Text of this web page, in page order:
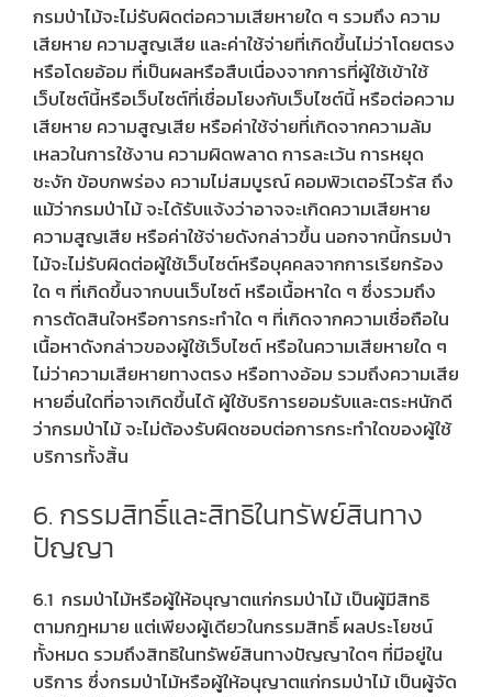
กรมป่าไม้จะไม่รับผิดต่อความเสียหายใด ๆ รวมถึง ความ
เสียหาย ความสูญเสีย และค่าใช้จ่ายที่เกิดขึ้นไม่ว่าโดยตรง
หรือโดยอ้อม ที่เป็นผลหรือสืบเนื่องจากการที่ผู้ใช้เข้าใช้
เว็บไซต์นี้หรือเว็บไซต์ที่เชื่อมโยงกับเว็บไซต์นี้ หรือต่อความ
เสียหาย ความสูญเสีย หรือค่าใช้จ่ายที่เกิดจากความล้ม
เหลวในการใช้งาน ความผิดพลาด การละเว้น การหยุด
ชะงัก ข้อบกพร่อง ความไม่สมบูรณ์ คอมพิวเตอร์ไวรัส ถึง
แม้ว่ากรมป่าไม้ จะได้รับแจ้งว่าอาจจะเกิดความเสียหาย
ความสูญเสีย หรือค่าใช้จ่ายดังกล่าวขึ้น นอกจากนี้กรมป่า
ไม้จะไม่รับผิดต่อผู้ใช้เว็บไซต์หรือบุคคลจากการเรียกร้อง
ใด ๆ ที่เกิดขึ้นจากบนเว็บไซต์ หรือเนื้อหาใด ๆ ซึ่งรวมถึง
การตัดสินใจหรือการกระทำใด ๆ ที่เกิดจากความเชื่อถือใน
เนื้อหาดังกล่าวของผู้ใช้เว็บไซต์ หรือในความเสียหายใด ๆ
ไม่ว่าความเสียหายทางตรง หรือทางอ้อม รวมถึงความเสีย
หายอื่นใดที่อาจเกิดขึ้นได้ ผู้ใช้บริการยอมรับและตระหนักดี
ว่ากรมป่าไม้ จะไม่ต้องรับผิดชอบต่อการกระทำใดของผู้ใช้
บริการทั้งสิ้น
6. กรรมสิทธิ์และสิทธิในทรัพย์สินทาง
ปัญญา
6.1 กรมป่าไม้หรือผู้ให้อนุญาตแก่กรมป่าไม้ เป็นผู้มีสิทธิ
ตามกฎหมาย แต่เพียงผู้เดียวในกรรมสิทธิ์ ผลประโยชน์
ทั้งหมด รวมถึงสิทธิในทรัพย์สินทางปัญญาใดๆ ที่มีอยู่ใน
บริการ ซึ่งกรมป่าไม้หรือผู้ให้อนุญาตแก่กรมป่าไม้ เป็นผู้จัด